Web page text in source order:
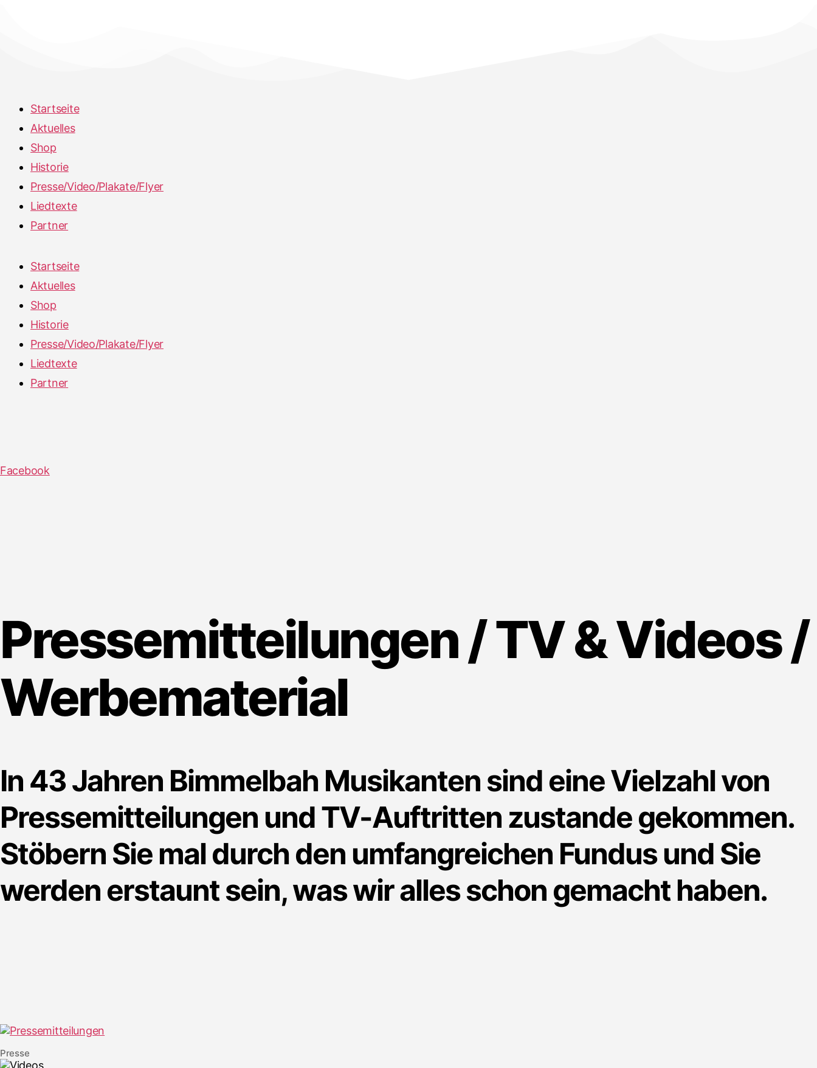
Startseite
Aktuelles
Shop
Historie
Presse/Video/Plakate/Flyer
Liedtexte
Partner
Startseite
Aktuelles
Shop
Historie
Presse/Video/Plakate/Flyer
Liedtexte
Partner
Facebook
Pressemitteilungen / TV & Videos /
Werbematerial
In 43 Jahren Bimmelbah Musikanten sind eine Vielzahl von
Pressemitteilungen und TV-Auftritten zustande gekommen.
Stöbern Sie mal durch den umfangreichen Fundus und Sie
werden erstaunt sein, was wir alles schon gemacht haben.
Presse